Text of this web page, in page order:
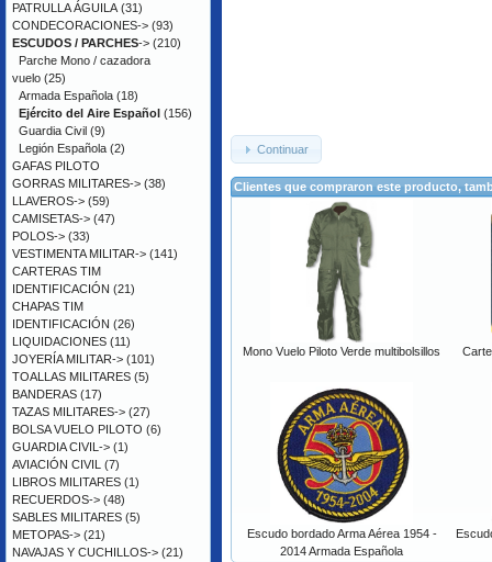
Continuar
Clientes que compraron este producto,
Mono Vuelo Piloto Verde multibolsillos
Escudo bordado Arma Aérea 1954 -
2014 Armada Española
PATRULLA ÁGUILA (31)
CONDECORACIONES-> (93)
ESCUDOS / PARCHES-> (210)
Parche Mono / cazadora
vuelo (25)
Armada Española (18)
Ejército del Aire Español (156)
Guardia Civil (9)
Legión Española (2)
GAFAS PILOTO
GORRAS MILITARES-> (38)
LLAVEROS-> (59)
CAMISETAS-> (47)
POLOS-> (33)
VESTIMENTA MILITAR-> (141)
CARTERAS TIM
IDENTIFICACIÓN (21)
CHAPAS TIM
IDENTIFICACIÓN (26)
LIQUIDACIONES (11)
JOYERÍA MILITAR-> (101)
TOALLAS MILITARES (5)
BANDERAS (17)
TAZAS MILITARES-> (27)
BOLSA VUELO PILOTO (6)
GUARDIA CIVIL-> (1)
AVIACIÓN CIVIL (7)
LIBROS MILITARES (1)
RECUERDOS-> (48)
SABLES MILITARES (5)
METOPAS-> (21)
NAVAJAS Y CUCHILLOS-> (21)